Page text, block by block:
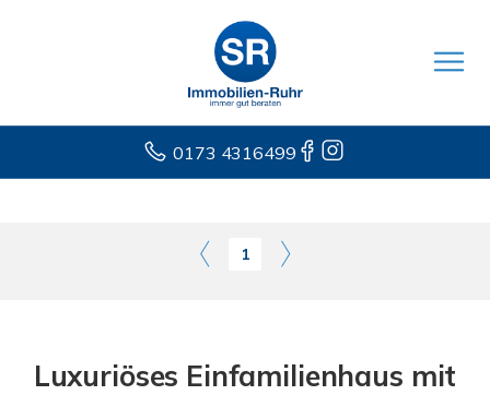
0173 4316499
1
Luxuriöses Einfamilienhaus mit